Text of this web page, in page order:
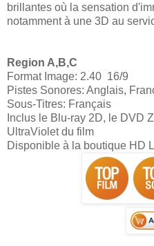
brillantes où la sensation
notamment à une 3D au
Region A,B,C
Format Image: 2.40 16/9
Pistes Sonores: Anglais,
Sous-Titres: Français
Inclus le Blu-ray 2D, le DVD
UltraViolet du film
Disponible à la boutique HD